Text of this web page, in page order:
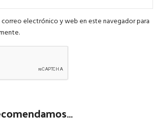
correo electrónico y web en este navegador para